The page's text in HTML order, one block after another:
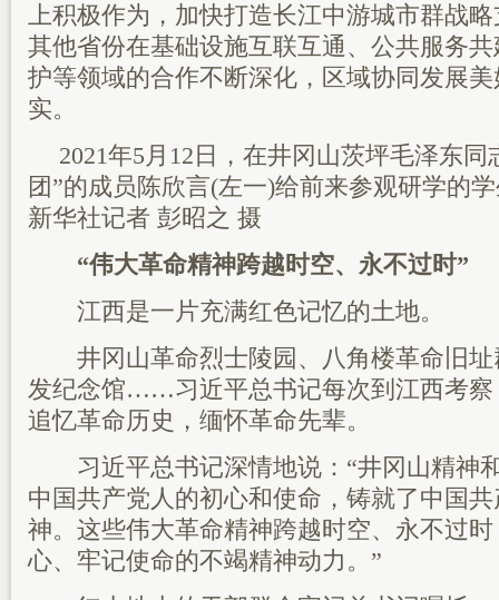
上积极作为，加快打造长江中游城市群战
其他省份在基础设施互联互通、公共服务
护等领域的合作不断深化，区域协同发展
实。
2021年5月12日，在井冈山茨坪毛泽东
团”的成员陈欣言(左一)给前来参观研学的
新华社记者 彭昭之 摄
“伟大革命精神跨越时空、永不过时”
江西是一片充满红色记忆的土地。
井冈山革命烈士陵园、八角楼革命旧址
发纪念馆……习近平总书记每次到江西考察
追忆革命历史，缅怀革命先辈。
习近平总书记深情地说：“井冈山精神
中国共产党人的初心和使命，铸就了中国
神。这些伟大革命精神跨越时空、永不过
心、牢记使命的不竭精神动力。”